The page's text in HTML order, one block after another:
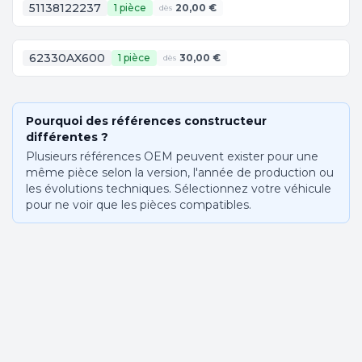
51138122237 1 pièce dès 20,00 €
62330AX600 1 pièce dès 30,00 €
Pourquoi des références constructeur
différentes ?
Plusieurs références OEM peuvent exister pour une
même pièce selon la version, l'année de production ou
les évolutions techniques. Sélectionnez votre véhicule
pour ne voir que les pièces compatibles.